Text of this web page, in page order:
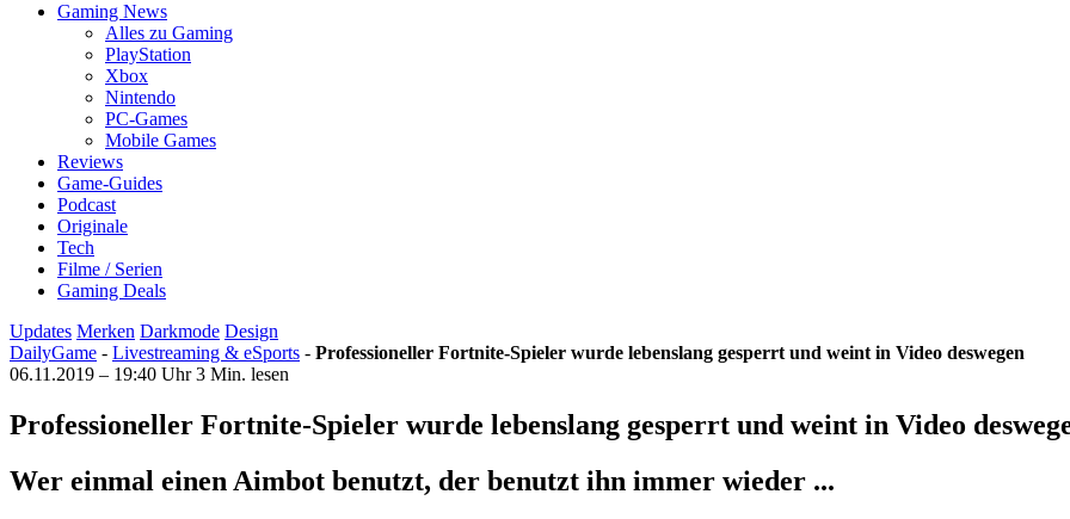
Gaming News
Alles zu Gaming
PlayStation
Xbox
Nintendo
PC-Games
Mobile Games
Reviews
Game-Guides
Podcast
Originale
Tech
Filme / Serien
Gaming Deals
Updates Merken Darkmode Design
DailyGame - Livestreaming & eSports - Professioneller Fortnite-Spieler wurde lebenslang gesperrt und weint in Video deswegen
06.11.2019 – 19:40 Uhr 3 Min. lesen
Professioneller Fortnite-Spieler wurde lebenslang gesperrt und weint in Video
Wer einmal einen Aimbot benutzt, der benutzt ihn immer wieder ...